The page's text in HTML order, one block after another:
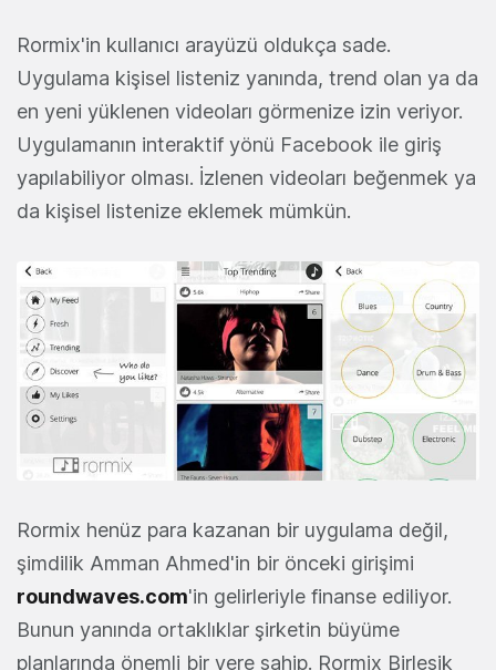
Rormix'in kullanıcı arayüzü oldukça sade.
Uygulama kişisel listeniz yanında, trend olan ya da
en yeni yüklenen videoları görmenize izin veriyor.
Uygulamanın interaktif yönü Facebook ile giriş
yapılabiliyor olması. İzlenen videoları beğenmek ya
da kişisel listenize eklemek mümkün.
Rormix henüz para kazanan bir uygulama değil,
şimdilik Amman Ahmed'in bir önceki girişimi
roundwaves.com'in gelirleriyle finanse ediliyor.
Bunun yanında ortaklıklar şirketin büyüme
planlarında önemli bir yere sahip. Rormix Birleşik